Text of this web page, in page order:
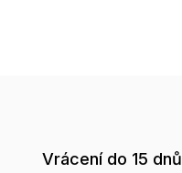
Vrácení do 15 dnů